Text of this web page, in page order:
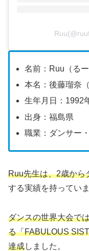
名前：Ruu（るー
本名：後藤瑠奈
生年月日：1992
出身：福島県
職業：ダンサー
Ruu先生は、2歳から
する実績を持っていま
ダンスの世界大会で
る「FABULOUS
達成しました。